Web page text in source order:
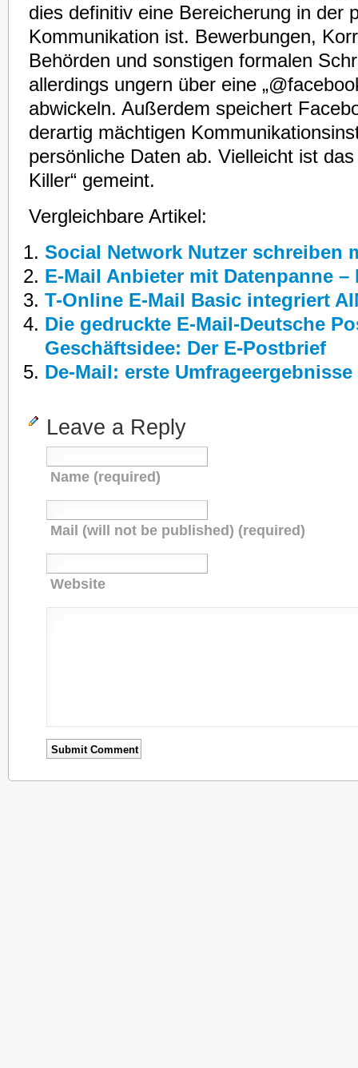
dies definitiv eine Bereicherung in der
Kommunikation ist. Bewerbungen,
Behörden und sonstigen formalen
allerdings ungern über eine
abwickeln. Außerdem speichert
derartig mächtigen
persönliche Daten ab. Vielleicht ist
Killer“ gemeint.
Vergleichbare Artikel:
Social Network Nutzer schreiben
E-Mail Anbieter mit Datenpanne –
T-Online E-Mail Basic integriert
Die gedruckte E-Mail-Deutsche
Geschäftsidee: Der E-Postbrief
De-Mail: erste Umfrageergebnisse
Leave a Reply
Name (required)
Mail (will not be published) (required)
Website